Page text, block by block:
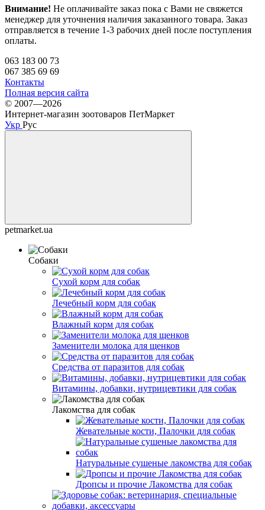
Внимание! Не оплачивайте заказ пока с Вами не свяжется
менеджер для уточнения наличия заказанного товара. Заказ
отправляется в течение 1-3 рабочих дней после поступления
оплаты.
063 183 00 73
067 385 69 69
Контакты
Полная версия сайта
© 2007—2026
Интернет-магазин зоотоваров ПетМаркет
Укр Рус
petmarket.ua
Собаки
Сухой корм для собак
Лечебный корм для собак
Влажный корм для собак
Заменители молока для щенков
Средства от паразитов для собак
Витамины, добавки, нутрицевтики для собак
Лакомства для собак
Жевательные кости, Палочки для собак
Натуральные сушеные лакомства для собак
Дропсы и прочие Лакомства для собак